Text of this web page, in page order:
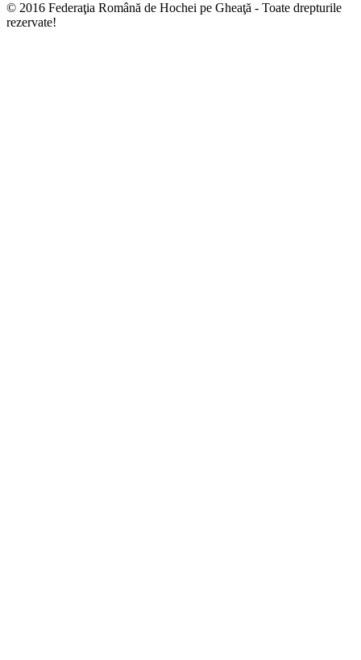
© 2016 Federaţia Română de Hochei pe Gheaţă - Toate drepturile
rezervate!